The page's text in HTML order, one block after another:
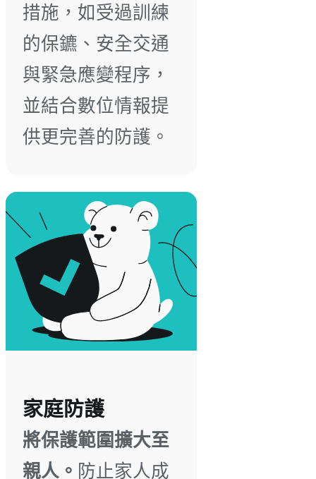
措施，如受過訓練
的保鑣、安全交通
與緊急應變程序，
並結合數位情報提
供更完善的防護。
家庭防護
將保護範圍擴大至
親人。 防止家人成